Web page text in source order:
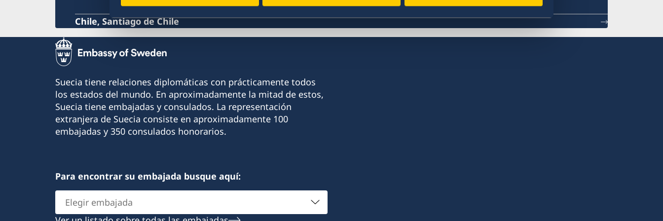
Chile, Santiago de Chile
Suecia tiene relaciones diplomáticas con prácticamente todos
los estados del mundo. En aproximadamente la mitad de estos,
Suecia tiene embajadas y consulados. La representación
extranjera de Suecia consiste en aproximadamente 100
embajadas y 350 consulados honorarios.
Para encontrar su embajada busque aquí:
Elegir
embajada